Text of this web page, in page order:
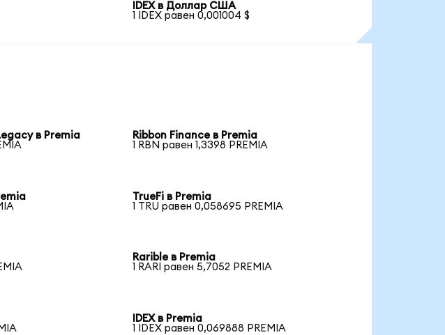
IDEX в Доллар США
1 IDEX равен 0,001004 $
в Premia
Ribbon Finance в Premia
1 RBN равен 1,3398 PREMIA
TrueFi в Premia
1 TRU равен 0,058695 PREMIA
Rarible в Premia
1 RARI равен 5,7052 PREMIA
IDEX в Premia
1 IDEX равен 0,069888 PREMIA